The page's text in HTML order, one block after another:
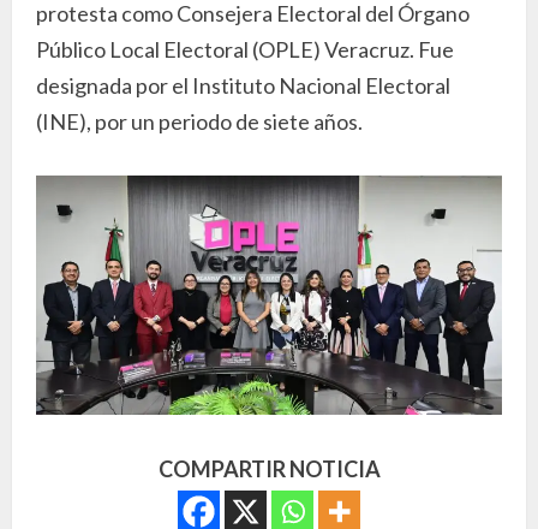
protesta como Consejera Electoral del Órgano
Público Local Electoral (OPLE) Veracruz. Fue
designada por el Instituto Nacional Electoral
(INE), por un periodo de siete años.
COMPARTIR NOTICIA